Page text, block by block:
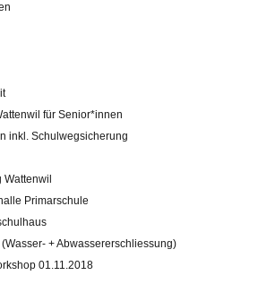
für Senior*innen
inkl. Schulwegsicherung
Primarschule
+ Abwassererschliessung)
01.11.2018